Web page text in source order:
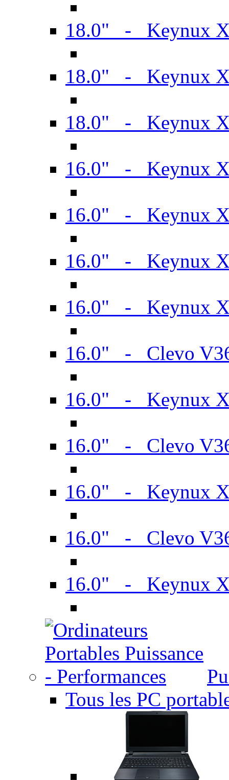
18.0" - Keynux
18.0" - Keynux
18.0" - Keynux
16.0" - Keynux
16.0" - Keynux
16.0" - Keynux
16.0" - Keynux
16.0" - Clevo
16.0" - Keynux
16.0" - Clevo
16.0" - Keynux
16.0" - Clevo
16.0" - Keynux
Tous les PC